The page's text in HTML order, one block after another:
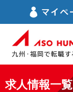
求人情報一覧